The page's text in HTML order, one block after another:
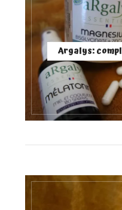
Argalys: